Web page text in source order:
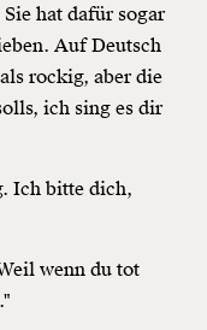
hat dafür sogar
Auf Deutsch
rockig, aber die
ich sing es dir
Ich bitte dich,
wenn du tot